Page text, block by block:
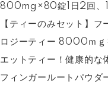
800mg×80錠1日2回、1
【ティーのみセット】
ロジーティー 8000ｍｇ
エットティー！健康的な
フィンガールートパウダ